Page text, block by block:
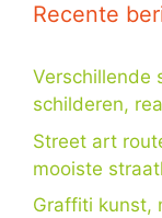
Recente
Verschillende
schilderen,
Street art
mooiste
Graffiti kunst,